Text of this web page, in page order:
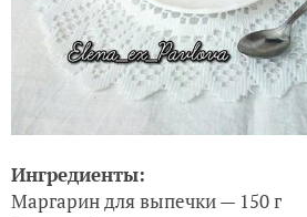
Ингредиенты:
Маргарин для выпечки — 150 г